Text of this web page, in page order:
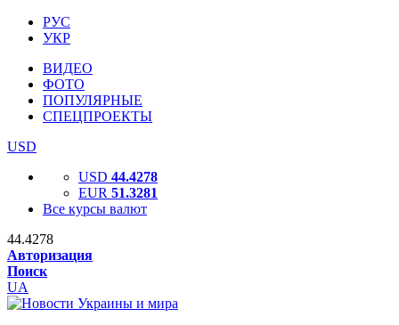
РУС
УКР
ВИДЕО
ФОТО
ПОПУЛЯРНЫЕ
СПЕЦПРОЕКТЫ
USD
USD 44.4278
EUR 51.3281
Все курсы валют
44.4278
Авторизация
Поиск
UA